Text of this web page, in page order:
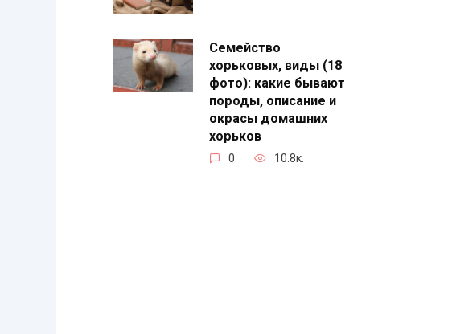
Семейство
хорьковых, виды (18
фото): какие бывают
породы, описание и
окрасы домашних
хорьков
0 10.8к.